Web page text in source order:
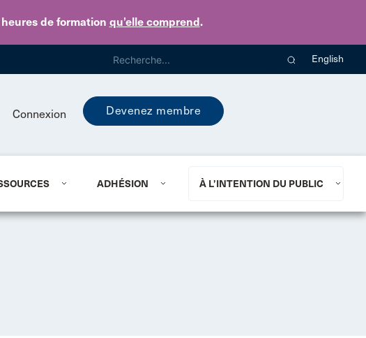
de formation qu’elle comprend.
English
Connexion Devenez membre
ADHÉSION À L’INTENTION DU PUBLIC